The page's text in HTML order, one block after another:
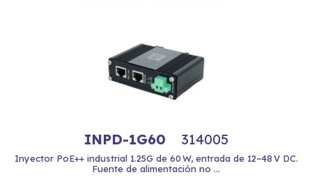
INPD-1G60 314005
Inyector PoE++ industrial 1.25G de 60 W, entrada de 12~48 V DC.
Fuente de alimentación no ...